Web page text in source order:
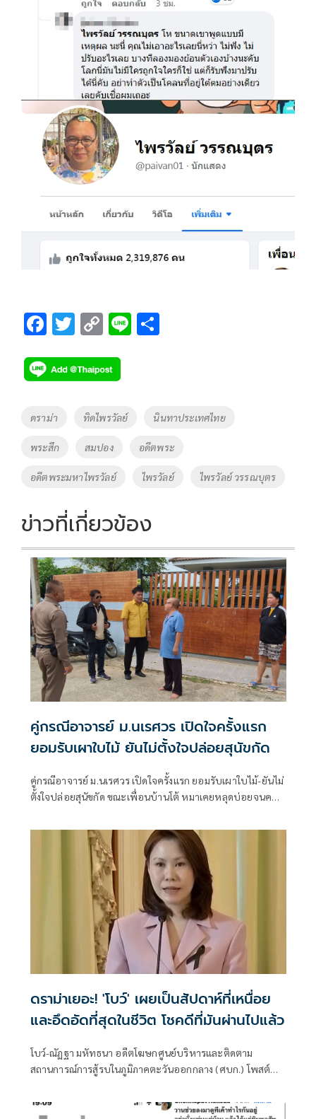
F
e
b
o
o
k
T
tt
er
C
p
y
Li
n
k
Li
Tags
ดราม่า ทิดไพรวัลย์ นินทาประเทศไทย
พระสึก สมปอง อดีตพระ
อดีตพระมหาไพรวัลย์ ไพรวัลย์ ไพรวัลย์ วรรณบุตร
ข่าวที่เกี่ยวข้อง
คู่กรณีอาจารย์ ม.นเรศวร เปิดใจครั้งแรก
ยอมรับเผาใบไม้ ยันไม่ตั้งใจปล่อยสุนัขกัด
คู่กรณีอาจารย์ ม.นเรศวร เปิดใจครั้งแรก ยอมรับเผาใบไม้-ยันไม่
ตั้งใจปล่อยสุนัขกัด ขณะเพื่อนบ้านโต้ หมาเคยหลุดบ่อยจนคน
ดราม่าเยอะ! 'โบว์' เผยเป็นสัปดาห์ที่เหนื่อย
และอึดอัดที่สุดในชีวิต โชคดีที่มันผ่านไปแล้ว
โบว์-ณัฏฐา มหัทธนา อดีตโฆษกศูนย์บริหารและติดตาม
สถานการณ์การสู้รบในภูมิภาคตะวันออกกลาง (ศบก.) โพสต์